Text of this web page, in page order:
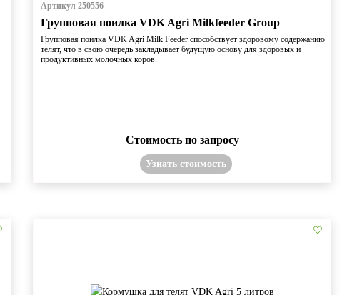
Артикул 250556
Групповая поилка VDK Agri Milkfeeder Group
Групповая поилка VDK Agri Milk Feeder способствует здоровому содержанию
телят, что в свою очередь закладывает будущую основу для здоровых и
продуктивных молочных коров.
Стоимость по запросу
Узнать стоимость